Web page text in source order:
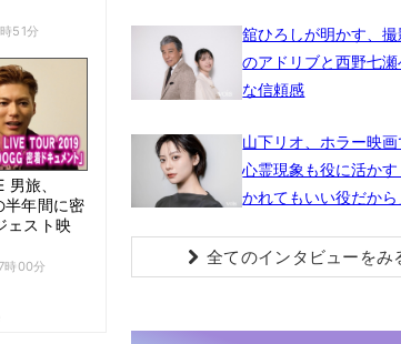
51分
男旅、
半年間に密
ェスト映
時00分
舘ひろしが明かす、
のアドリブと西野七
な信頼感
山下リオ、ホラー映
心霊現象も役に活か
かれてもいい役だから
全てのインタビューをみ